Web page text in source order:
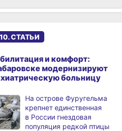
в Хабаровске 7 августа
маяка
В вузы Хабаровского края
в этом году подали свыше
100 тысяч заявлений
пожарных наградили
медалями «За спасение
на пожаре»
СТАТЬИ
и комфорт:
модернизируют
больницу
На острове Фуругельма
крепнет единственная
в России гнездовая
популяция редкой птицы